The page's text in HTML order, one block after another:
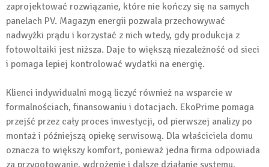
zaprojektować rozwiązanie, które nie kończy się na samych
panelach PV. Magazyn energii pozwala przechowywać
nadwyżki prądu i korzystać z nich wtedy, gdy produkcja z
fotowoltaiki jest niższa. Daje to większą niezależność od sieci
i pomaga lepiej kontrolować wydatki na energię.
Klienci indywidualni mogą liczyć również na wsparcie w
formalnościach, finansowaniu i dotacjach. EkoPrime pomaga
przejść przez cały proces inwestycji, od pierwszej analizy po
montaż i późniejszą opiekę serwisową. Dla właściciela domu
oznacza to większy komfort, ponieważ jedna firma odpowiada